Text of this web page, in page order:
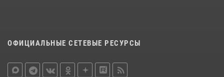
ОФИЦИАЛЬНЫЕ СЕТЕВЫЕ РЕСУРСЫ